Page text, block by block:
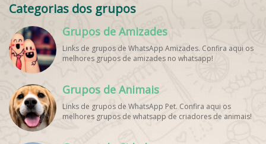
Categorias dos grupos
Grupos de Amizades
Links de grupos de WhatsApp Amizades. Confira aqui os
melhores grupos de amizades no whatsapp!
Grupos de Animais
Links de grupos de WhatsApp Pet. Confira aqui os
melhores grupos de whatsapp de criadores de animais!